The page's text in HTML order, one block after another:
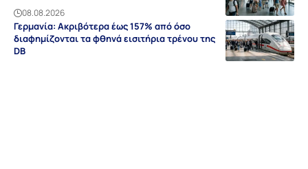
08.08.2026
Γερμανία: Ακριβότερα έως 157% από όσο
διαφημίζονται τα φθηνά εισιτήρια τρένου της
DB